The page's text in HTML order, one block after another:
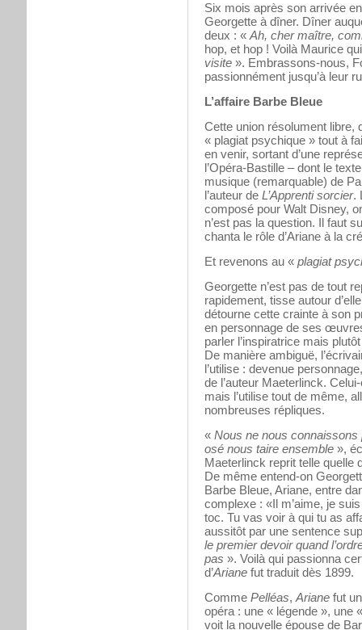
Six mois après son arrivée
Georgette à dîner. Dîner
deux : « Ah, cher maître,
hop, et hop ! Voilà Maurice
visite». Embrassons-nous,
passionnément jusqu’à leur
L’affaire Barbe Bleue
Cette union résolument libre,
« plagiat psychique » tout à
en venir, sortant d’une
l’Opéra-Bastille – dont le
musique (remarquable) de
l’auteur de L’Apprenti sorcier.
composé pour Walt Disney,
n’est pas la question. Il faut
chanta le rôle d’Ariane à la
Et revenons au « plagiat
Georgette n’est pas de tout
rapidement, tisse autour
détourne cette crainte à son
en personnage de ses
parler l’inspiratrice mais
De manière ambiguë,
l’utilise : devenue
de l’auteur Maeterlinck.
mais l’utilise tout de même,
nombreuses répliques.
« Nous ne nous connaissons
osé nous taire ensemble»,
Maeterlinck reprit telle quelle
De même entend-on
Barbe Bleue, Ariane, entre
complexe : «Il m’aime, je
toc. Tu vas voir à qui tu as
aussitôt par une sentence
le premier devoir quand
pas ». Voilà qui passionna
d’Arianefut traduit dès 1899.
Comme Pelléas, Arianefut
opéra : une « légende », une
voit la nouvelle épouse de